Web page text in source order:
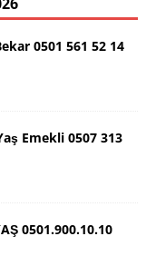
0501 561 52 14
Emekli 0507 313
0501.900.10.10